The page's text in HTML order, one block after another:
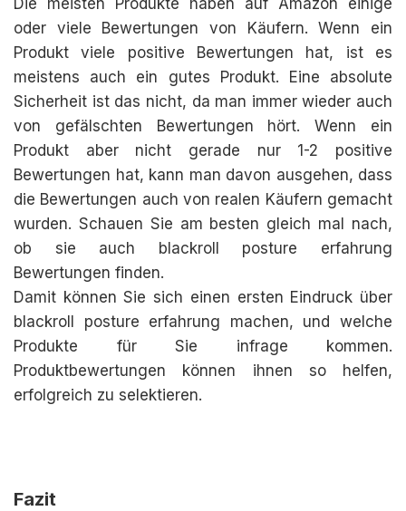
Die meisten Produkte haben auf Amazon einige
oder viele Bewertungen von Käufern. Wenn ein
Produkt viele positive Bewertungen hat, ist es
meistens auch ein gutes Produkt. Eine absolute
Sicherheit ist das nicht, da man immer wieder auch
von gefälschten Bewertungen hört. Wenn ein
Produkt aber nicht gerade nur 1-2 positive
Bewertungen hat, kann man davon ausgehen, dass
die Bewertungen auch von realen Käufern gemacht
wurden. Schauen Sie am besten gleich mal nach,
ob sie auch blackroll posture erfahrung
Bewertungen finden.
Damit können Sie sich einen ersten Eindruck über
blackroll posture erfahrung machen, und welche
Produkte für Sie infrage kommen.
Produktbewertungen können ihnen so helfen,
erfolgreich zu selektieren.
Fazit